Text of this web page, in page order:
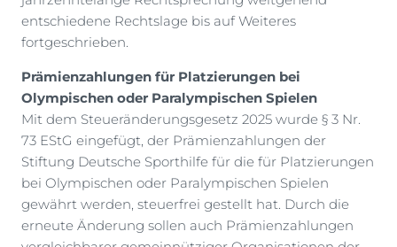
entschiedene Rechtslage bis auf Weiteres
fortgeschrieben.
Prämienzahlungen für Platzierungen bei
Olympischen oder Paralympischen Spielen
Mit dem Steueränderungsgesetz 2025 wurde § 3 Nr.
73 EStG eingefügt, der Prämienzahlungen der
Stiftung Deutsche Sporthilfe für die für Platzierungen
bei Olympischen oder Paralympischen Spielen
gewährt werden, steuerfrei gestellt hat. Durch die
erneute Änderung sollen auch Prämienzahlungen